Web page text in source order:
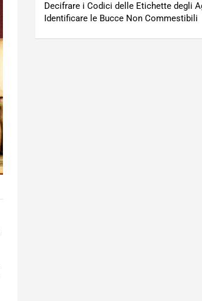
Decifrare i Codici delle Etichette degli
Identificare le Bucce Non Commestibili